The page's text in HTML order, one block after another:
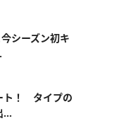
シーズン初キ
ト！ タイプの
...